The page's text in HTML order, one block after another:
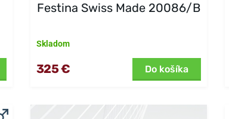
Festina Swiss Made 20086/B
Skladom
325 € Do košíka